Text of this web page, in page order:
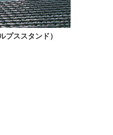
プススタンド）